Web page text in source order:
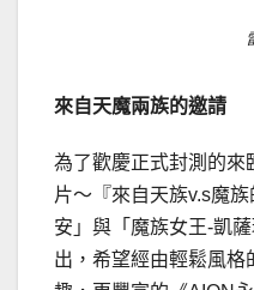
來自天魔兩族的邀請
為了歡慶正式封測的來
片～『來自天族v.s魔
安」與「魔族女王-凱
出，希望經由輕鬆風格